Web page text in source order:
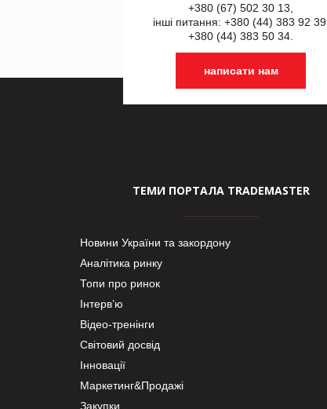
+380 (67) 502 30 13,
інші питання: +380 (44) 383 92 39,
+380 (44) 383 50 34.
написати нам
ТЕМИ ПОРТАЛА TRADEMASTER
Новини України та закордону
Аналітика ринку
Топи про ринок
Інтерв’ю
Відео-тренінги
Світовий досвід
Інновації
Маркетинг&Продажі
Закупки